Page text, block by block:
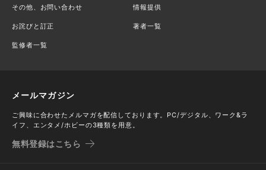
その他、お問い合わせ 情報提供
お詫びと訂正 著者一覧
監修者一覧
メールマガジン
ご興味に合わせたメルマガを配信しております。PC/デジタル、ワーク&ラ
イフ、エンタメ/ホビーの3種類を用意。
無料登録はこちら